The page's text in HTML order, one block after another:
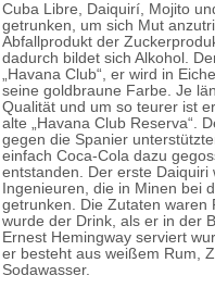
Cuba Libre, Daiquirí, Mojito
getrunken, um sich Mut
Abfallprodukt der
dadurch bildet sich Alkohol.
„Havana Club“, er wird in
seine goldbraune Farbe. Je
Qualität und um so teurer ist
alte „Havana Club Reserva“.
gegen die Spanier
einfach Coca-Cola dazu
entstanden. Der erste
Ingenieuren, die in Minen bei
getrunken. Die Zutaten waren
wurde der Drink, als er in der
Ernest Hemingway serviert
er besteht aus weißem Rum,
Sodawasser.